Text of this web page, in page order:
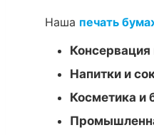
Наша печать
Консервация
Напитки и
Косметика и